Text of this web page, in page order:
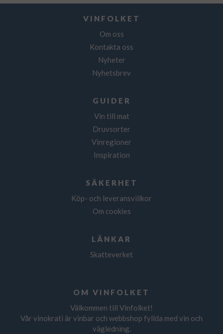
VINFOLKET
Om oss
Kontakta oss
Nyheter
Nyhetsbrev
GUIDER
Vin till mat
Druvsorter
Vinregioner
Inspiration
SÄKERHET
Köp- och leveransvillkor
Om cookies
LÄNKAR
Skatteverket
OM VINFOLKET
Välkommen till Vinfolket!
Vår vinokrati är vinbar och webbshop fyllda med vin och
vägledning.